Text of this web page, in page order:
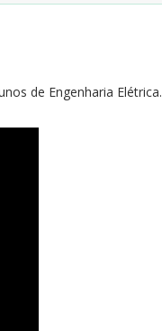
de Engenharia Elétrica.